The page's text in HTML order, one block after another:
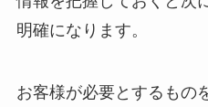
明確になります。
お客様が必要とするもの